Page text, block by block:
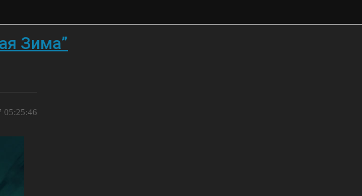
Зима”
05:25:46